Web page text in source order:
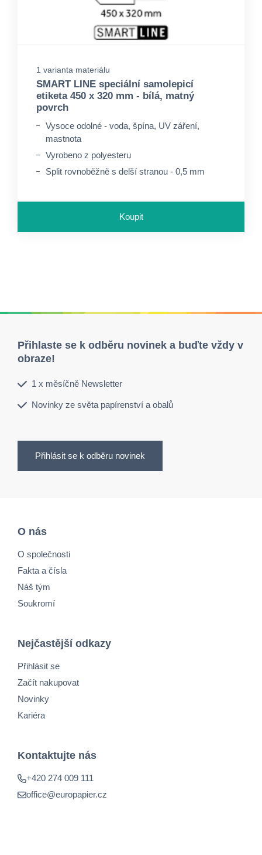
1 varianta materiálu
SMART LINE speciální samolepicí
etiketa 450 x 320 mm - bílá, matný
povrch
Vysoce odolné - voda, špína, UV záření,
mastnota
Vyrobeno z polyesteru
Split rovnoběžně s delší stranou - 0,5 mm
Koupit
Přihlaste se k odběru novinek a buďte vždy v
obraze!
1 x měsíčně Newsletter
Novinky ze světa papírenství a obalů
Přihlásit se k odběru novinek
O nás
O společnosti
Fakta a čísla
Náš tým
Soukromí
Nejčastější odkazy
Přihlásit se
Začít nakupovat
Novinky
Kariéra
Kontaktujte nás
+420 274 009 111
office@europapier.cz